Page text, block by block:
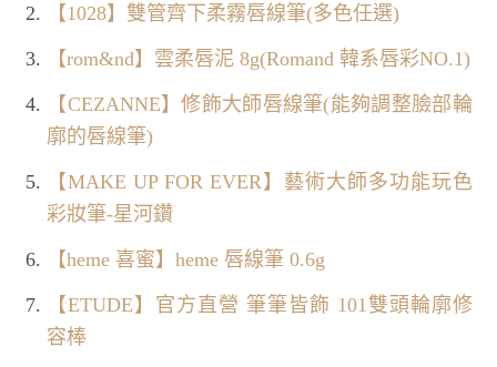
【1028】雙管齊下柔霧唇線筆(多色任選)
【rom&nd】雲柔唇泥 8g(Romand 韓系唇彩NO.1)
【CEZANNE】修飾大師唇線筆(能夠調整臉部輪
廓的唇線筆)
【MAKE UP FOR EVER】藝術大師多功能玩色
彩妝筆-星河鑽
【heme 喜蜜】heme 唇線筆 0.6g
【ETUDE】官方直營 筆筆皆飾 101雙頭輪廓修
容棒